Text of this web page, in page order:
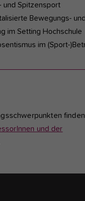
und Spitzensport
Bewegungs-
im Setting Hochschule
im (Sport-
finden
und der